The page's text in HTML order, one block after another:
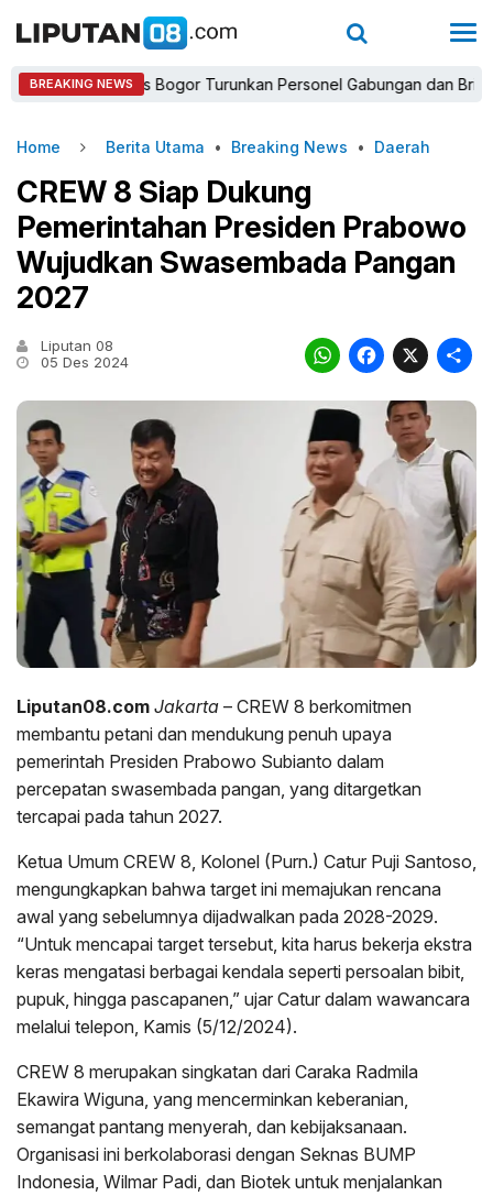
BREAKING NEWS
Kapolres Bogor Turunkan Personel Gabungan dan Brimob,
Home Berita Utama • Breaking News • Daerah
CREW 8 Siap Dukung
Pemerintahan Presiden Prabowo
Wujudkan Swasembada Pangan
2027
Liputan 08
05 Des 2024
X
Liputan08.com Jakarta – CREW 8 berkomitmen
membantu petani dan mendukung penuh upaya
pemerintah Presiden Prabowo Subianto dalam
percepatan swasembada pangan, yang ditargetkan
tercapai pada tahun 2027.
Ketua Umum CREW 8, Kolonel (Purn.) Catur Puji Santoso,
mengungkapkan bahwa target ini memajukan rencana
awal yang sebelumnya dijadwalkan pada 2028-2029.
“Untuk mencapai target tersebut, kita harus bekerja ekstra
keras mengatasi berbagai kendala seperti persoalan bibit,
pupuk, hingga pascapanen,” ujar Catur dalam wawancara
melalui telepon, Kamis (5/12/2024).
CREW 8 merupakan singkatan dari Caraka Radmila
Ekawira Wiguna, yang mencerminkan keberanian,
semangat pantang menyerah, dan kebijaksanaan.
Organisasi ini berkolaborasi dengan Seknas BUMP
Indonesia, Wilmar Padi, dan Biotek untuk menjalankan